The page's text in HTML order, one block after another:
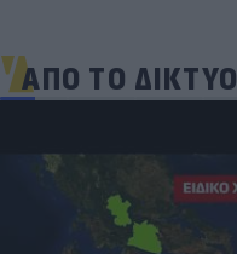
ΑΠΟ ΤΟ ΔΙΚΤΥΟ